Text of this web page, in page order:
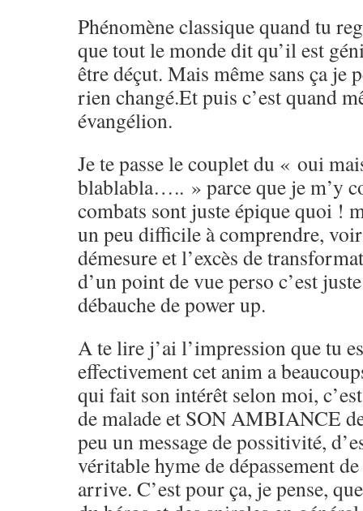
Phénomène classique quand tu
que tout le monde dit qu’il est
être déçut. Mais même sans ça je
rien changé.Et puis c’est quand
évangélion.
Je te passe le couplet du « oui
blablabla….. » parce que je m’y
combats sont juste épique quoi !
un peu difficile à comprendre,
démesure et l’excès de
d’un point de vue perso c’est
débauche de power up.
A te lire j’ai l’impression que tu
effectivement cet anim a
qui fait son intérêt selon moi,
de malade et SON AMBIANCE
peu un message de possitivité,
véritable hyme de dépassement
arrive. C’est pour ça, je pense,